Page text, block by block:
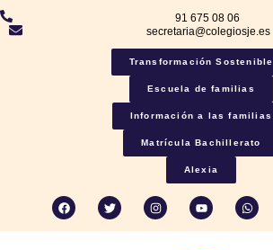
91 675 08 06
secretaria@colegiosje.es
Transformación Sostenible
Escuela de familias
Información a las familias
Matrícula Bachillerato
Alexia